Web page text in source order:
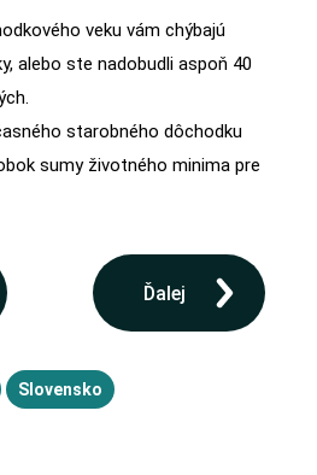
veku vám chýbajú
alebo ste nadobudli aspoň 40
starobného dôchodku
sumy životného minima pre
Ďalej
Slovensko